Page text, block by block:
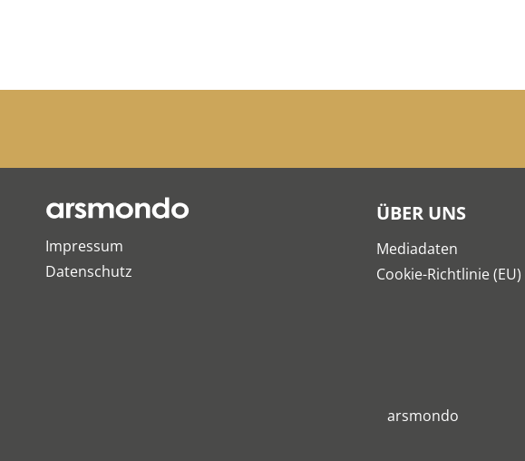
Impressum
Datenschutz
ÜBER UNS
Mediadaten
Cookie-Richtlinie (EU)
arsmondo